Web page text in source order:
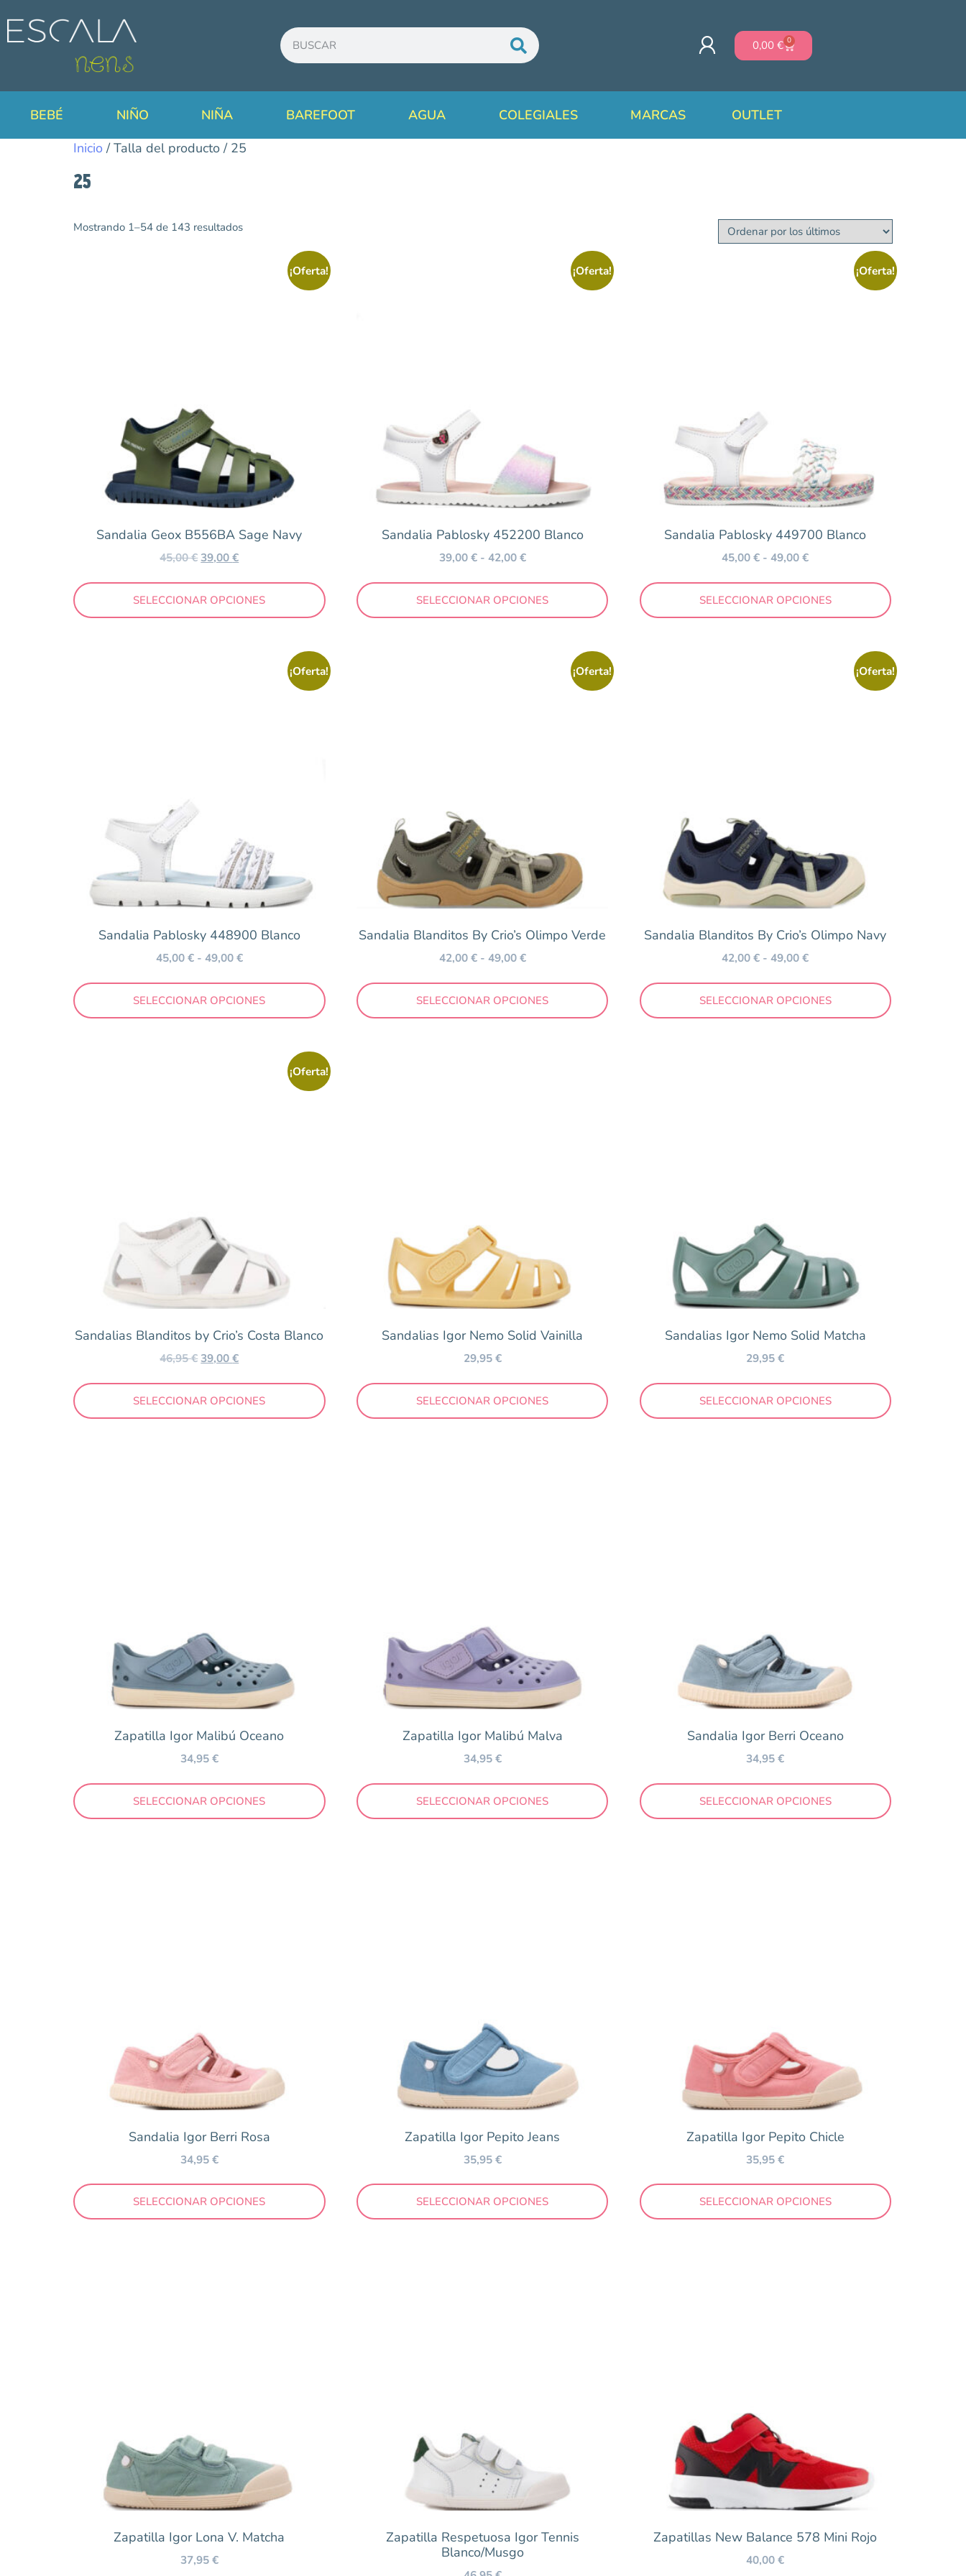
0,00 € 0
BEBÉ NIÑO NIÑA BAREFOOT AGUA COLEGIALES MARCAS
OUTLET
Inicio / Talla del producto / 25
25
Más vendidos
Niña
Niño
Outlet
Color
Arena
Gris
Kaki
Multicolor
Negro
Nude
Attipas
Biomecanics
Blanditos by Crios
Collegien
Gioseppo
Igor
Victoria
Zapy
Temporada
Otoño/Invierno
Primavera/Verano
Mostrando 1–54 de 143 resultados
¡Oferta!
Sandalia Geox B556BA Sage Navy
45,00€ 39,00€
SELECCIONAR OPCIONES
¡Oferta!
Sandalia Pablosky 452200 Blanco
39,00€ - 42,00€
SELECCIONAR OPCIONES
¡Oferta!
Sandalia Pablosky 449700 Blanco
45,00€ - 49,00€
SELECCIONAR OPCIONES
¡Oferta!
Sandalia Pablosky 448900 Blanco
45,00€ - 49,00€
SELECCIONAR OPCIONES
¡Oferta!
Sandalia Blanditos By Crio’s Olimpo Verde
42,00€ - 49,00€
SELECCIONAR OPCIONES
¡Oferta!
Sandalia Blanditos By Crio’s Olimpo Navy
42,00€ - 49,00€
SELECCIONAR OPCIONES
¡Oferta!
Sandalias Blanditos by Crio’s Costa Blanco
46,95€ 39,00€
SELECCIONAR OPCIONES
Sandalias Igor Nemo Solid Vainilla
29,95€
SELECCIONAR OPCIONES
Sandalias Igor Nemo Solid Matcha
29,95€
SELECCIONAR OPCIONES
Zapatilla Igor Malibú Oceano
34,95€
SELECCIONAR OPCIONES
Zapatilla Igor Malibú Malva
34,95€
SELECCIONAR OPCIONES
Sandalia Igor Berri Oceano
34,95€
SELECCIONAR OPCIONES
Sandalia Igor Berri Rosa
34,95€
SELECCIONAR OPCIONES
Zapatilla Igor Pepito Jeans
35,95€
SELECCIONAR OPCIONES
Zapatilla Igor Pepito Chicle
35,95€
SELECCIONAR OPCIONES
Zapatilla Igor Lona V. Matcha
37,95€
Zapatilla Respetuosa Igor Tennis
Blanco/Musgo
Zapatillas New Balance 578 Mini Rojo
40,00€